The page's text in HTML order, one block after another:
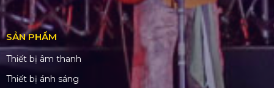
SẢN PHẨM
Thiết bị âm thanh
Thiết bị ánh sáng